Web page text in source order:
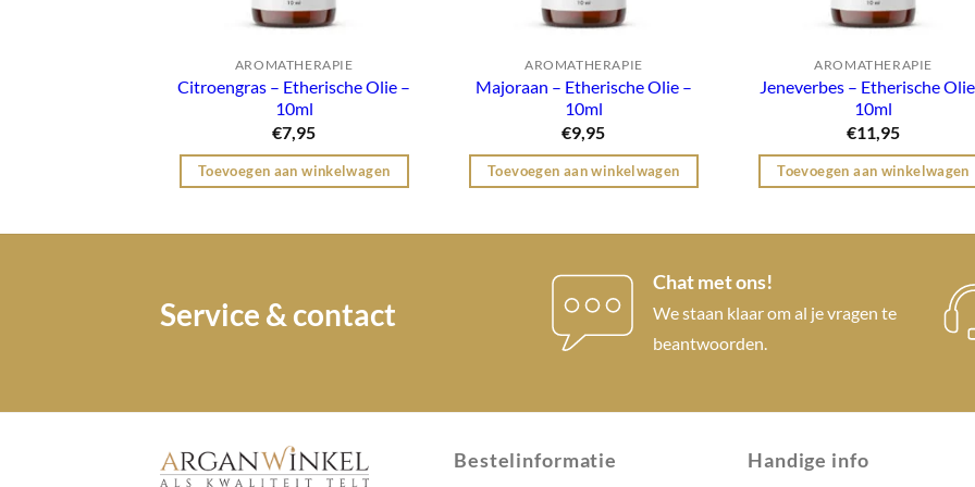
AROMATHERAPIE
Citroengras – Etherische Olie –
10ml
€7,95
Toevoegen aan winkelwagen
AROMATHERAPIE
Majoraan – Etherische Olie –
10ml
€9,95
Toevoegen aan winkelwagen
AROMATHERAPIE
Jeneverbes – Etherische
10ml
€11,95
Toevoegen aan winkelwagen
Service & contact
Chat met ons!
We staan klaar om al je vragen te
beantwoorden.
Bestelinformatie Handige info